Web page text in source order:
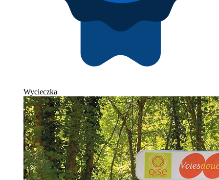
Wycieczka